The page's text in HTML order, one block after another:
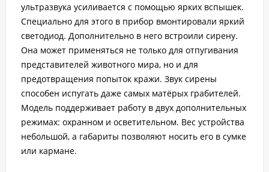
ультразвука усиливается с помощью ярких вспышек.
Специально для этого в прибор вмонтировали яркий
светодиод. Дополнительно в него встроили сирену.
Она может применяться не только для отпугивания
представителей животного мира, но и для
предотвращения попыток кражи. Звук сирены
способен испугать даже самых матёрых грабителей.
Модель поддерживает работу в двух дополнительных
режимах: охранном и осветительном. Вес устройства
небольшой, а габариты позволяют носить его в сумке
или кармане.